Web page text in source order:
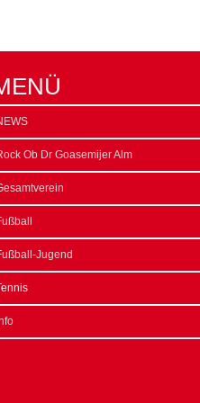
Ob Dr Goasemijer Alm
Jugend